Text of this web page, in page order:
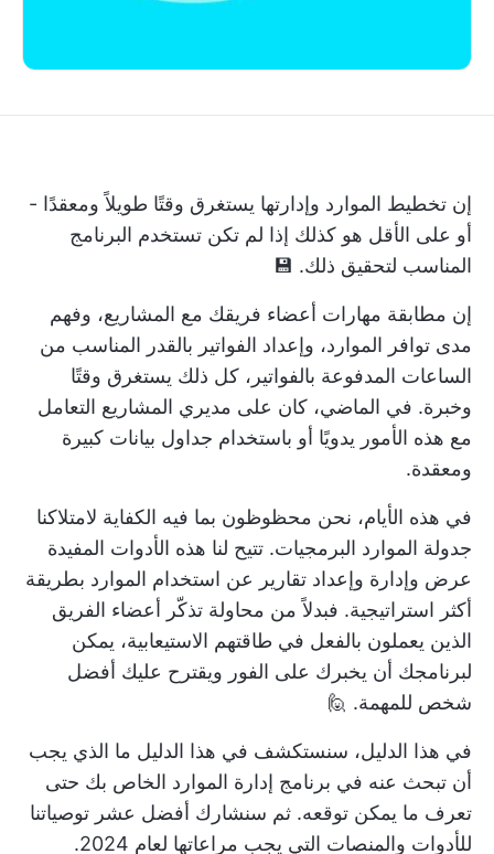
إن تخطيط الموارد وإدارتها يستغرق وقتًا طويلاً ومعقدًا -
أو على الأقل هو كذلك إذا لم تكن تستخدم البرنامج
المناسب لتحقيق ذلك. 💾
إن مطابقة مهارات أعضاء فريقك مع المشاريع، وفهم
مدى توافر الموارد، وإعداد الفواتير بالقدر المناسب من
الساعات المدفوعة بالفواتير، كل ذلك يستغرق وقتًا
وخبرة. في الماضي، كان على مديري المشاريع التعامل
مع هذه الأمور يدويًا أو باستخدام جداول بيانات كبيرة
ومعقدة.
في هذه الأيام، نحن محظوظون بما فيه الكفاية لامتلاكنا
جدولة الموارد البرمجيات. تتيح لنا هذه الأدوات المفيدة
عرض وإدارة وإعداد تقارير عن استخدام الموارد بطريقة
أكثر استراتيجية. فبدلاً من محاولة تذكّر أعضاء الفريق
الذين يعملون بالفعل في طاقتهم الاستيعابية، يمكن
لبرنامجك أن يخبرك على الفور ويقترح عليك أفضل
شخص للمهمة. 🙋
في هذا الدليل، سنستكشف في هذا الدليل ما الذي يجب
أن تبحث عنه في برنامج إدارة الموارد الخاص بك حتى
تعرف ما يمكن توقعه. ثم سنشارك أفضل عشر توصياتنا
للأدوات والمنصات التي يجب مراعاتها لعام 2024.